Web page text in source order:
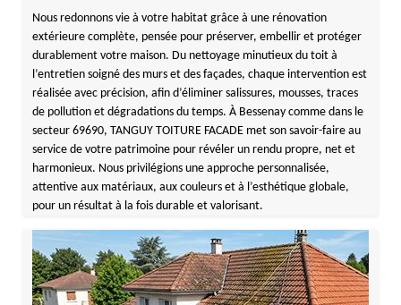
Nous redonnons vie à votre habitat grâce à une rénovation
extérieure complète, pensée pour préserver, embellir et protéger
durablement votre maison. Du nettoyage minutieux du toit à
l’entretien soigné des murs et des façades, chaque intervention est
réalisée avec précision, afin d’éliminer salissures, mousses, traces
de pollution et dégradations du temps. À Bessenay comme dans le
secteur 69690, TANGUY TOITURE FACADE met son savoir-faire au
service de votre patrimoine pour révéler un rendu propre, net et
harmonieux. Nous privilégions une approche personnalisée,
attentive aux matériaux, aux couleurs et à l’esthétique globale,
pour un résultat à la fois durable et valorisant.